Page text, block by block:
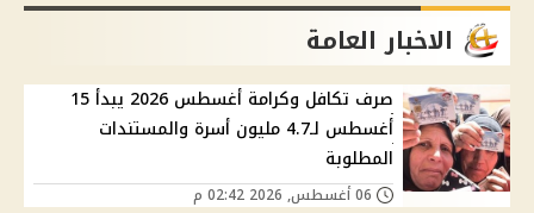
الاخبار العامة
صرف تكافل وكرامة أغسطس 2026 يبدأ 15
أغسطس لـ4.7 مليون أسرة والمستندات
المطلوبة